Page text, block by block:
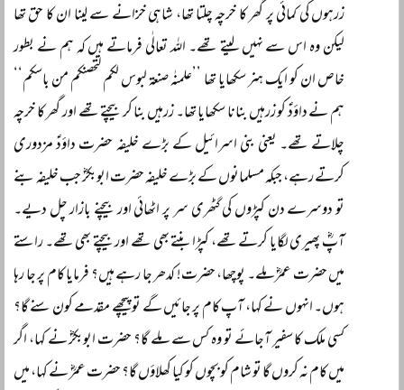
زرہوں کی کمائی پر گھر کا خرچہ چلتا تھا، شاہی خزانے سے لینا ان کا حق تھا
لیکن وہ اس سے نہیں لیتے تھے۔ اللہ تعالٰی فرماتے ہیں کہ ہم نے بطور
خاص ان کو ایک ہنر سکھایا تھا ’’علمنٰہ صنعۃ لبوس لکم لتحصنکم من باسکم‘‘
ہم نے داؤدؑ کو زرہیں بنانا سکھایا تھا۔ زرہیں بنا کر بیچتے تھے اور گھر کا خرچہ
چلاتے تھے۔ یعنی بنی اسرائیل کے بڑے خلیفہ حضرت داؤدؑ مزدوری
کرتے رہے، جبکہ مسلمانوں کے بڑے خلیفہ حضرت ابوبکرؓ جب خلیفہ بنے
تو دوسرے دن کپڑوں کی گٹھری سر پر اٹھائی اور بیچنے بازار چل دیے۔
آپؓ پھیری لگایا کرتے تھے، کپڑا بنتے بھی تھے اور بیچتے بھی تھے۔ راستے
میں حضرت عمرؓ ملے۔ پوچھا، حضرت! کدھر جا رہے ہیں؟ فرمایا کام پر جا رہا
ہوں۔ انہوں نے کہا، آپ کام پر جائیں گے تو پیچھے مقدمے کون سنے گا؟
کسی ملک کا سفیر آجائے تو وہ کس سے ملے گا؟ حضرت ابوبکرؓ نے کہا، اگر
میں کام نہ کروں گا تو شام کو بچوں کو کیا کھلاؤں گا؟ حضرت عمرؓ نے کہا، میں